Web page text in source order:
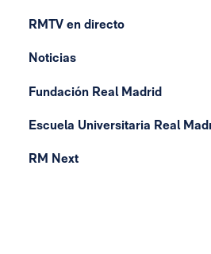
RMTV en directo
Noticias
Fundación Real Madrid
Escuela Universitaria Real
RM Next